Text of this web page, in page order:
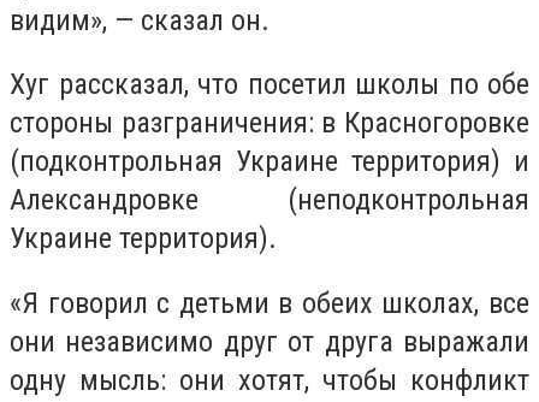
видим», — сказал он.
Хуг рассказал, что посетил школы по обе
стороны разграничения: в Красногоровке
(подконтрольная Украине территория) и
Александровке (неподконтрольная
Украине территория).
«Я говорил с детьми в обеих школах, все
они независимо друг от друга выражали
одну мысль: они хотят, чтобы конфликт